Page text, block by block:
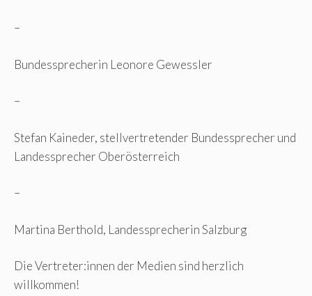
–
Bundessprecherin Leonore Gewessler
–
Stefan Kaineder, stellvertretender Bundessprecher und
Landessprecher Oberösterreich
–
Martina Berthold, Landessprecherin Salzburg
Die Vertreter:innen der Medien sind herzlich
willkommen!